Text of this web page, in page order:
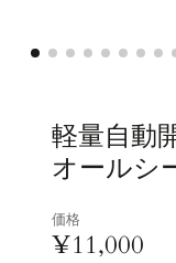
軽量自動
オールシ
価格
¥11,000